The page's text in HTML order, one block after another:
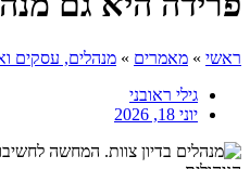
ראשי » מאמרים » מנהלים, עסקים
גילי ראובני
יוני 18, 2026